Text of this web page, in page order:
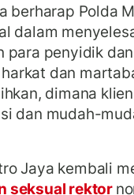
berharap Polda
dalam
para penyidik
dan
dimana
dan mudah-
Jaya kembali
seksual rektor